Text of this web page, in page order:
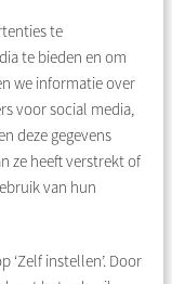
te
te bieden en om
we informatie over
voor social media,
deze gegevens
ze heeft verstrekt of
van hun
‘Zelf instellen’. Door